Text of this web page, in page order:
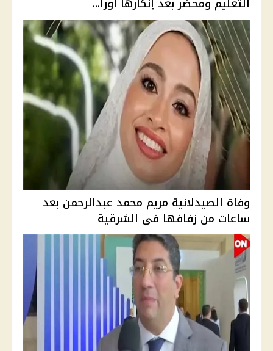
وفاة الصيدلانية مريم محمد عبدالرحمن بعد
ساعات من زفافها في الشرقية